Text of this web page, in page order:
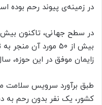
در زمینه‌ی پیوند رحم بوده
بیش از ۵۰ مورد آن
زایمان موفق در این حوزه، سال ۲۰۱۴ در سوئد گزارش
کشور، یک نفر بدون رحم به